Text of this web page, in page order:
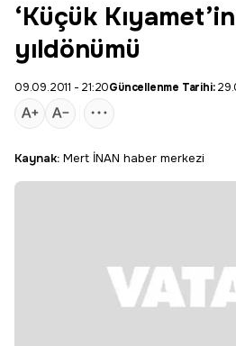
‘Küçük
yıldönümü
09.09.2011 - 21:20Güncellenme Tarihi:
Kaynak: Mert İNAN haber merkezi